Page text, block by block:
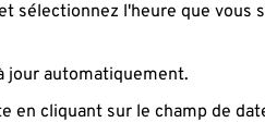
sélectionnez l'heure que vous
jour automatiquement.
en cliquant sur le champ de